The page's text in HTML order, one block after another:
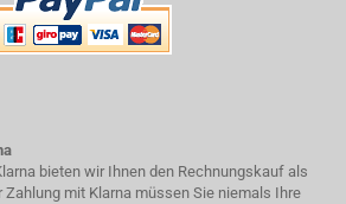
bieten wir Ihnen den Rechnungskauf als
Zahlung mit Klarna müssen Sie niemals Ihre